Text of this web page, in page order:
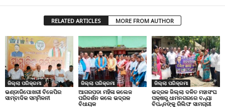
RELATED ARTICLES MORE FROM AUTHOR
ଜିଲ୍ଲା ପରିକ୍ରମା
ଭଣ୍ଡାରିପୋଖରୀ ବିଜେପିର
ସାମ୍ବାଦିକ ସମ୍ମିଳନୀ
ଜିଲ୍ଲା ପରିକ୍ରମା
ଆଗରପଡା ମହିଳା କଲେଜ
ପରିଦର୍ଶନ କଲେ ଭଦ୍ରକ
ବିଧାୟକ
ଜିଲ୍ଲା ପରିକ୍ରମା
ଭଦ୍ରକ ଜିଲ୍ଲା ଦଳିତ ମହାସଂଘ
ପକ୍ଷରୁ ଧାମନଗରରେ ବନ୍ୟା
ବିପନ୍ନଙ୍କୁ ରିଲିଫ ସାମଗ୍ରୀ